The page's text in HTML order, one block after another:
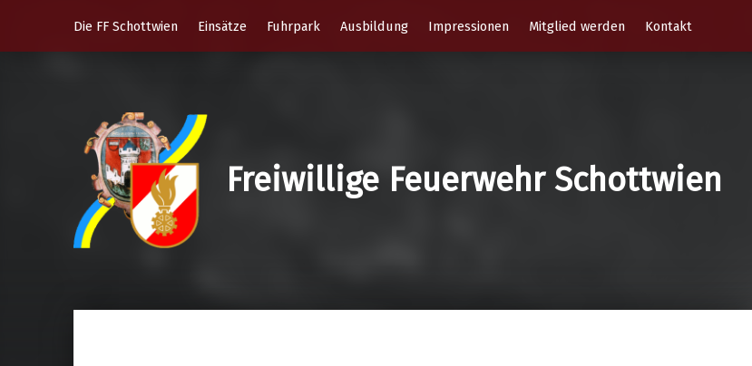
Die FF Schottwien Einsätze Fuhrpark Ausbildung Impressionen Mitglied werden Kontakt
Freiwillige Feuerwehr Schottwien